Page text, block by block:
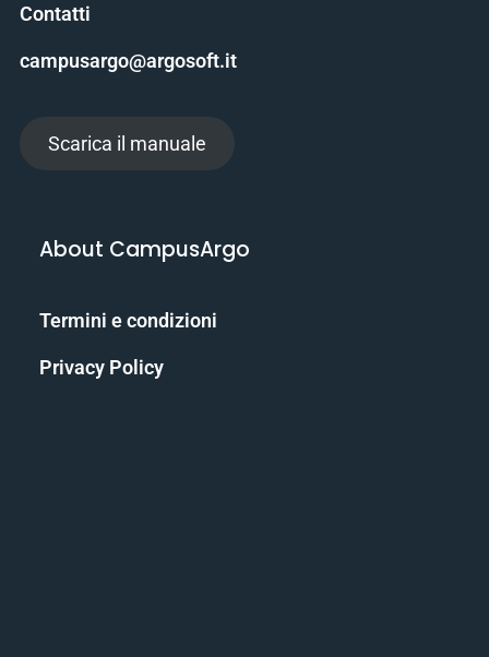
Contatti
campusargo@argosoft.it
Scarica il manuale
About CampusArgo
Termini e condizioni
Privacy Policy